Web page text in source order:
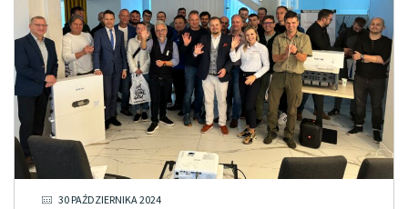
30 PAŹDZIERNIKA 2024